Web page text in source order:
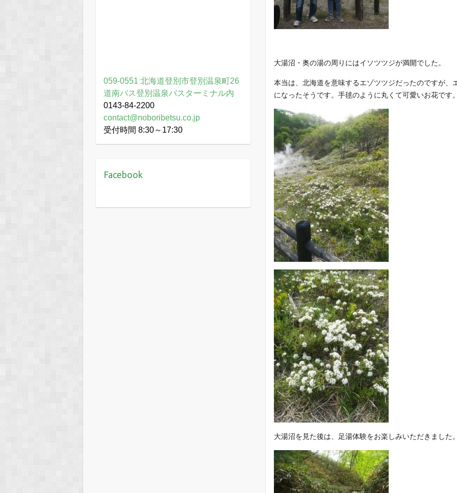
大湯沼・奥の湯の周りにはイソツツジが満開でした。
本当は、北海道を意味するエゾツツジだったのですが、
になったそうです。手毬のように丸くて可愛いお花です
大湯沼を見た後は、足湯体験をお楽しみいただきました
059-0551 北海道登別市登別温泉町26
道南バス登別温泉バスターミナル内
0143-84-2200
contact@noboribetsu.co.jp
受付時間 8:30～17:30
Facebook